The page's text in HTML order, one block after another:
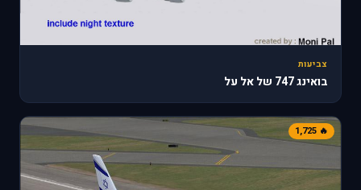
צביעות
בואינג 747 של אל על
🔥 1,725